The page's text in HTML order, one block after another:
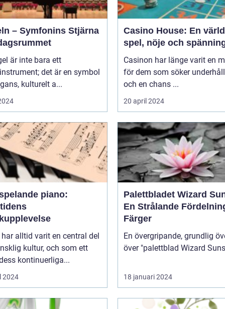
– Symfonins Stjärna
är inte bara ett
det är en symbol
kulturelt a...
Casino House: En
spel, nöje och
Casinon har länge varit en
för dem som söker
och en chans ...
20 april 2024
piano:
alltid varit en central del
kultur, och som ett
kontinuerliga...
2024
Palettbladet Wizard
En Strålande
Färger
En övergripande, grundlig
18 januari 2024